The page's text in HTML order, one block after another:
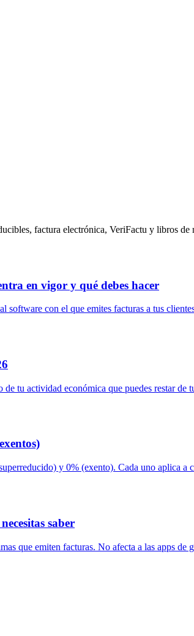
factura electrónica, VeriFactu y libros de
en vigor y qué debes hacer
software con el que emites facturas a tus
tu actividad económica que puedes restar de
y 0% (exento). Cada uno aplica a
saber
que emiten facturas. No afecta a las apps de